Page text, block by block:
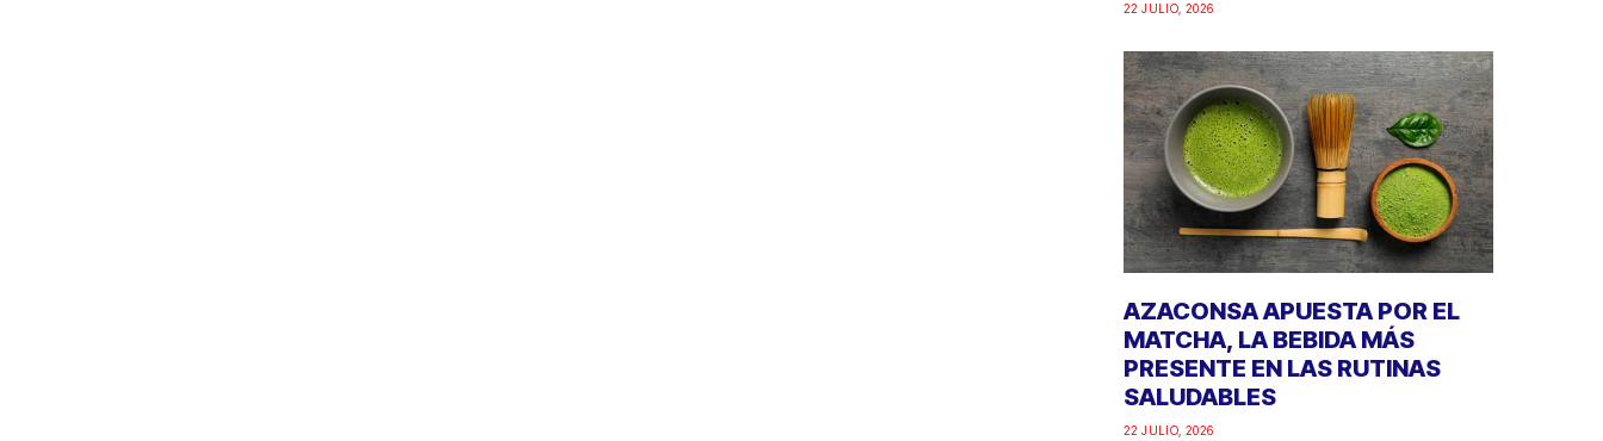
22 JULIO, 2026
AZACONSA APUESTA POR EL
MATCHA, LA BEBIDA MÁS
PRESENTE EN LAS RUTINAS
SALUDABLES
22 JULIO, 2026